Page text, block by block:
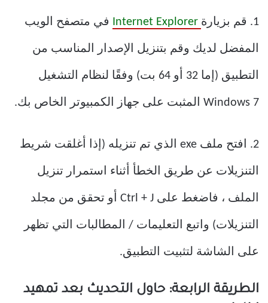
1. قم بزيارة في متصفح الويب
المفضل لديك وقم بتنزيل الإصدار المناسب من
التطبيق (إما 32 أو 64 بت) وفقًا لنظام التشغيل
Windows 7 المثبت على جهاز الكمبيوتر الخاص بك.
2. افتح ملف exe الذي تم تنزيله (إذا أغلقت شريط
التنزيلات عن طريق الخطأ أثناء استمرار تنزيل
الملف ، فاضغط على Ctrl + J أو تحقق من مجلد
التنزيلات) واتبع التعليمات / المطالبات التي تظهر
على الشاشة لتثبيت التطبيق.
الطريقة الرابعة: حاول التحديث بعد تمهيد